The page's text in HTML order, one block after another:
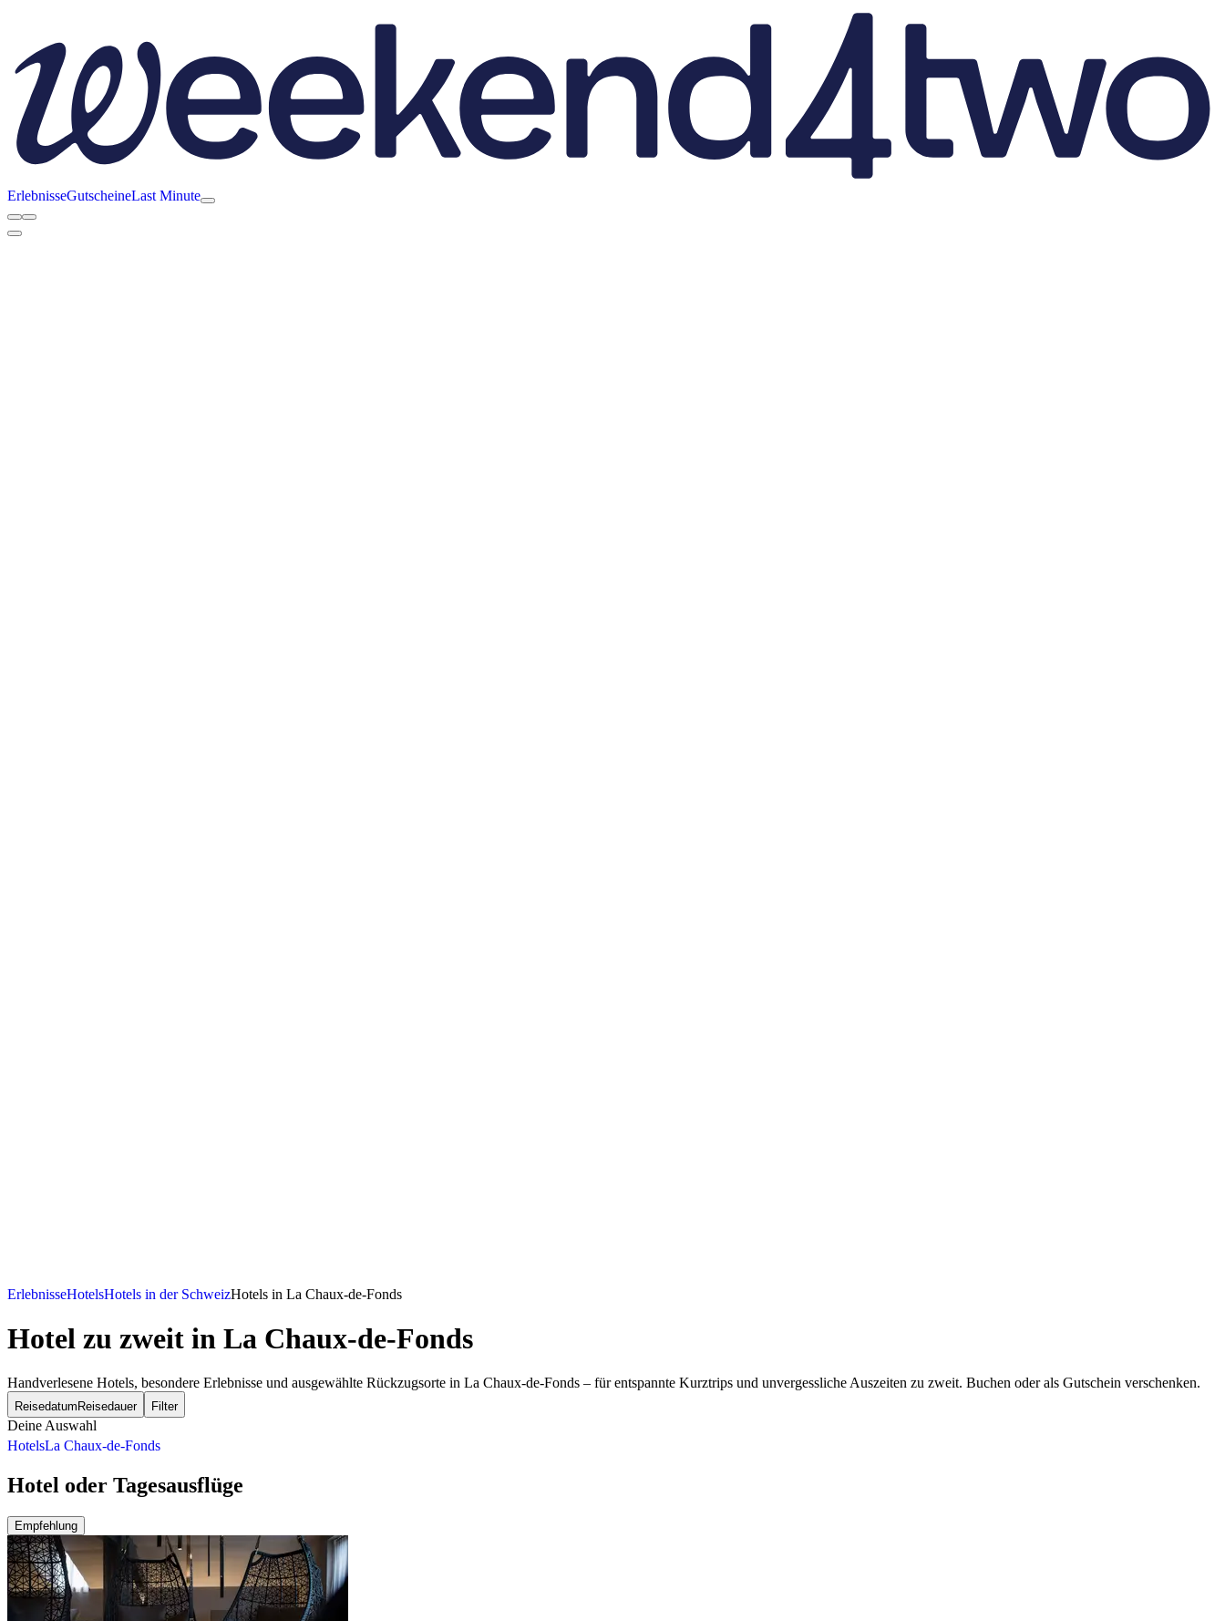
ErlebnisseGutscheineLast Minute
ErlebnisseHotelsHotels in der SchweizHotels in La Chaux-de-Fonds
Hotel zu zweit in La Chaux-de-Fonds
Handverlesene Hotels, besondere Erlebnisse und ausgewählte Rückzugsorte in La Chaux-de-Fonds – für entspannte Kurztrips und unvergessliche Auszeiten zu zweit. Buchen oder als Gutschein verschenken.
Reisedatum Reisedauer Filter
Deine Auswahl
HotelsLa Chaux-de-Fonds
Hotel oder Tagesausflüge
Empfehlung